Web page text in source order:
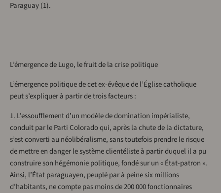
Paraguay (1).
L’émergence de Lugo, le fruit de la crise politique
L’émergence politique de cet ex-évêque de l’Église catholique
peut s’expliquer à partir de trois facteurs :
1. L’essoufflement d’un modèle de domination impérialiste,
conduit par le Parti Colorado qui, après la chute de la dictature,
s’est converti au néolibéralisme, sans toutefois prendre le risque
de mettre en danger le système clientéliste à partir duquel il a pu
construire son hégémonie politique, fondé sur un « État-patron ».
Ainsi, l’État paraguayen, peuplé par à peine six millions
d’habitants, ne compte pas moins de 200 000 fonctionnaires